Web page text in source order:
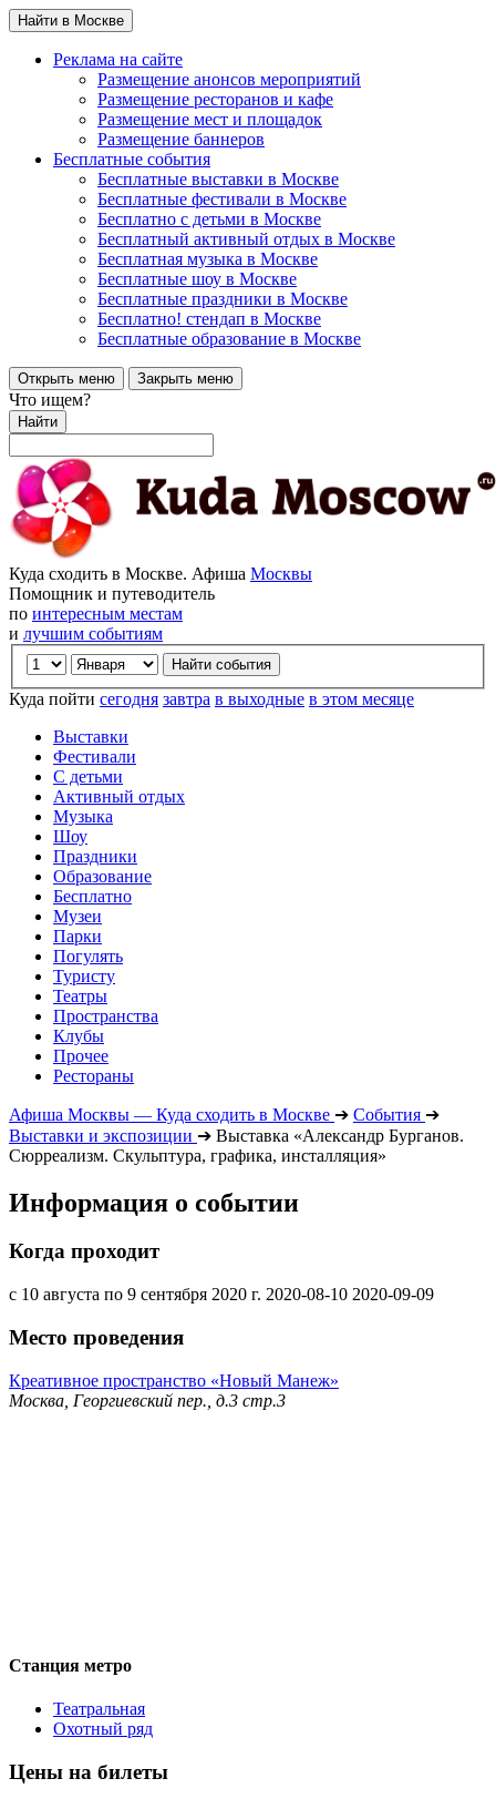
Найти в Москве
Реклама на сайте
Размещение анонсов мероприятий
Размещение ресторанов и кафе
Размещение мест и площадок
Размещение баннеров
Бесплатные события
Бесплатные выставки в Москве
Бесплатные фестивали в Москве
Бесплатно с детьми в Москве
Бесплатный активный отдых в Москве
Бесплатная музыка в Москве
Бесплатные шоу в Москве
Бесплатные праздники в Москве
Бесплатно! стендап в Москве
Бесплатные образование в Москве
Открыть меню Закрыть меню
Что ищем?
Найти
Куда сходить в Москве. Афиша Москвы
Помощник и путеводитель
по интересным местам
и лучшим событиям
Куда пойти сегодня завтра в выходные в этом месяце
Выставки
Фестивали
С детьми
Активный отдых
Музыка
Шоу
Праздники
Образование
Бесплатно
Музеи
Парки
Погулять
Туристу
Театры
Пространства
Клубы
Прочее
Рестораны
Афиша Москвы — Куда сходить в Москве ➔ События ➔
Выставки и экспозиции ➔ Выставка «Александр Бурганов.
Сюрреализм. Скульптура, графика, инсталляция»
Информация о событии
Когда проходит
с 10 августа по 9 сентября 2020 г. 2020-08-10 2020-09-09
Место проведения
Креативное пространство «Новый Манеж»
Москва, Георгиевский пер., д.3 стр.3
Станция метро
Театральная
Охотный ряд
Цены на билеты